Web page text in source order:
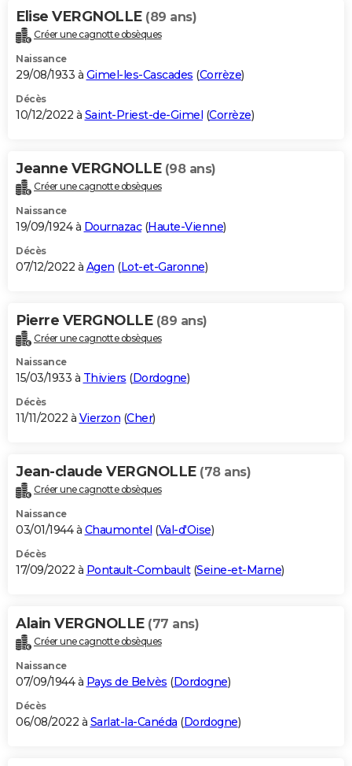
Elise VERGNOLLE (89 ans)
Créer une cagnotte obsèques
Naissance
29/08/1933 à Gimel-les-Cascades (Corrèze)
Décès
10/12/2022 à Saint-Priest-de-Gimel (Corrèze)
Jeanne VERGNOLLE (98 ans)
Créer une cagnotte obsèques
Naissance
19/09/1924 à Dournazac(Haute-Vienne)
Décès
07/12/2022 à Agen (Lot-et-Garonne)
Pierre VERGNOLLE (89 ans)
Créer une cagnotte obsèques
Naissance
15/03/1933 à Thiviers (Dordogne)
Décès
11/11/2022 à Vierzon (Cher)
Jean-claude VERGNOLLE (78 ans)
Créer une cagnotte obsèques
Naissance
03/01/1944 à Chaumontel (Val-d'Oise)
Décès
17/09/2022 à Pontault-Combault(Seine-et-Marne)
Alain VERGNOLLE (77 ans)
Créer une cagnotte obsèques
Naissance
07/09/1944 à Pays de Belvès (Dordogne)
Décès
06/08/2022 à Sarlat-la-Canéda (Dordogne)